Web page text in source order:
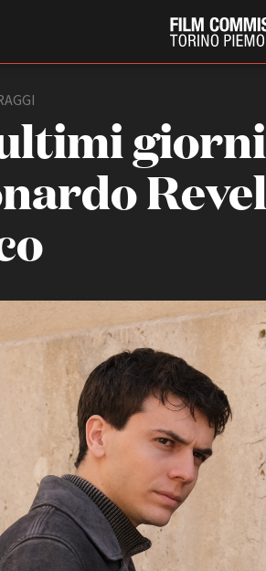
Società di produzione
Strutture di servizio
Professionisti
Attrici-Attori
Beginners
LOCATION GUIDE
FILM DATABASE
BOOK DATABASE